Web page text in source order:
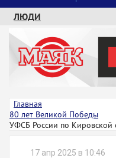
ЛЮДИ
КРУЖКИ И СЕКЦИИ
ЗАВОДУ "МАЯК" 85 ЛЕТ
ЭКОЛОГИЯ
Главная
80 лет Великой Победы
УФСБ России по Кировской
17 апр 2025 в 10:46